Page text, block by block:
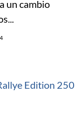
un cambio